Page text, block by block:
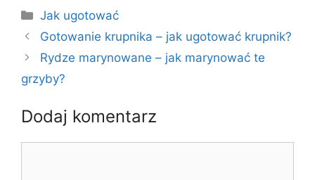
Kategorie
Jak ugotować
Gotowanie krupnika – jak ugotować krupnik?
Rydze marynowane – jak marynować te
grzyby?
Dodaj komentarz